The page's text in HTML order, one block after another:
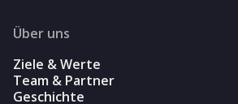
Über uns
Ziele & Werte
Team & Partner
Geschichte